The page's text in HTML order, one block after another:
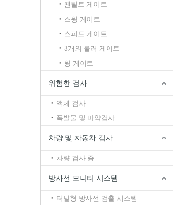
팬틸트 게이트
스윙 게이트
스피드 게이트
3개의 롤러 게이트
윙 게이트
위험한 검사
액체 검사
폭발물 및 마약검사
차량 및 자동차 검사
차량 검사 중
방사선 모니터 시스템
터널형 방사선 검출 시스템